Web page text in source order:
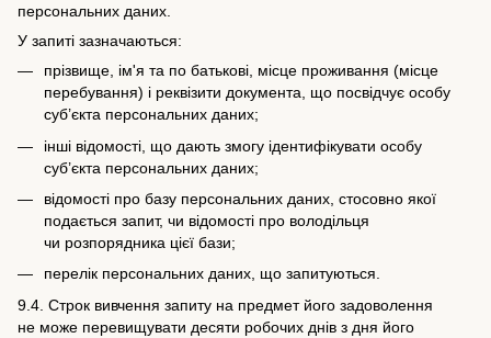
персональних даних.
У запиті зазначаються:
прізвище, ім'я та по батькові, місце проживання (місце
перебування) і реквізити документа, що посвідчує особу
суб’єкта персональних даних;
інші відомості, що дають змогу ідентифікувати особу
суб’єкта персональних даних;
відомості про базу персональних даних, стосовно якої
подається запит, чи відомості про володільця
чи розпорядника цієї бази;
перелік персональних даних, що запитуються.
9.4. Строк вивчення запиту на предмет його задоволення
не може перевищувати десяти робочих днів з дня його